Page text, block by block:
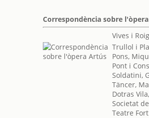
Correspondència sobre
Vives i
Trullol i
Pons,
Pont i
Soldatini,
Täncer,
Dotras
Societat
Teatre